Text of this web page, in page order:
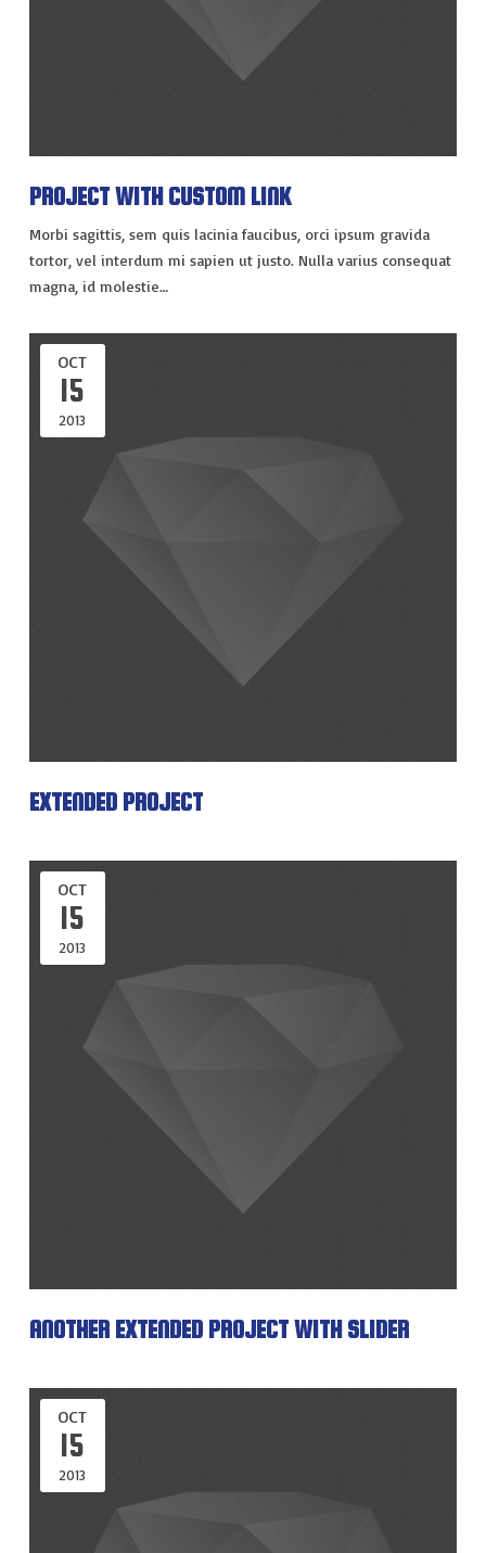
PROJECT WITH CUSTOM LINK
Morbi sagittis, sem quis lacinia faucibus, orci ipsum gravida
tortor, vel interdum mi sapien ut justo. Nulla varius consequat
magna, id molestie…
EXTENDED PROJECT
OCT
15
2013
ANOTHER EXTENDED PROJECT WITH SLIDER
OCT
15
2013
OCT
15
2013